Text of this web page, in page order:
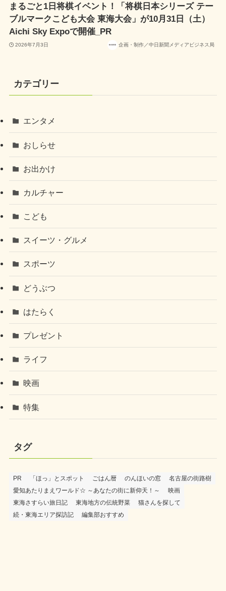
まるごと1日将棋イベント！「将棋日本シリーズ テー
ブルマークこども大会 東海大会」が10月31日（土）
Aichi Sky Expoで開催_PR
2026年7月3日 企画・制作／中日新聞メディアビジネス局
カテゴリー
エンタメ
おしらせ
お出かけ
カルチャー
こども
スイーツ・グルメ
スポーツ
どうぶつ
はたらく
プレゼント
ライフ
映画
特集
タグ
PR 「ほっ」とスポット ごはん暦 のんほいの窓
名古屋の街路樹
愛知あたりまえワールド☆ ～あなたの街に新仰天！～
映画
東海さすらい旅日記
東海地方の伝統野菜
猫さんを探して
続・東海エリア探訪記
編集部おすすめ